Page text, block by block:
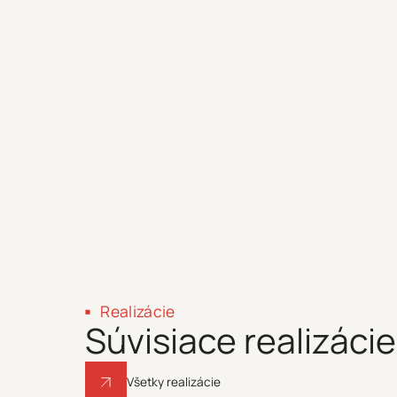
Realizácie
Súvisiace realizácie
Všetky realizácie